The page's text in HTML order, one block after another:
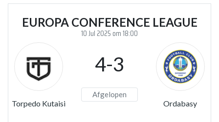
EUROPA CONFERENCE LEAGUE
10 Jul 2025 om 18:00
Torpedo Kutaisi
4-3
Afgelopen
Ordabasy